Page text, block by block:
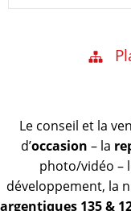
Le conseil et la
d’occasion – la
photo/vidéo –
développement, la
argentiques 135 &